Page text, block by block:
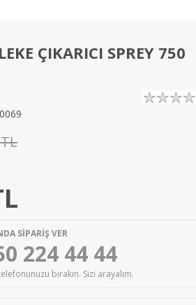
ÇIKARICI SPREY 750
SİPARİŞ VER
224 44 44
bırakın. Sizi arayalım.